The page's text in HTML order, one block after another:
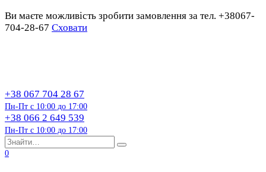
Ви маєте можливість зробити замовлення за тел. +38067-
704-28-67 Сховати
+38 067 704 28 67
Пн-Пт с 10:00 до 17:00
+38 066 2 649 539
Пн-Пт с 10:00 до 17:00
Пошук…
0